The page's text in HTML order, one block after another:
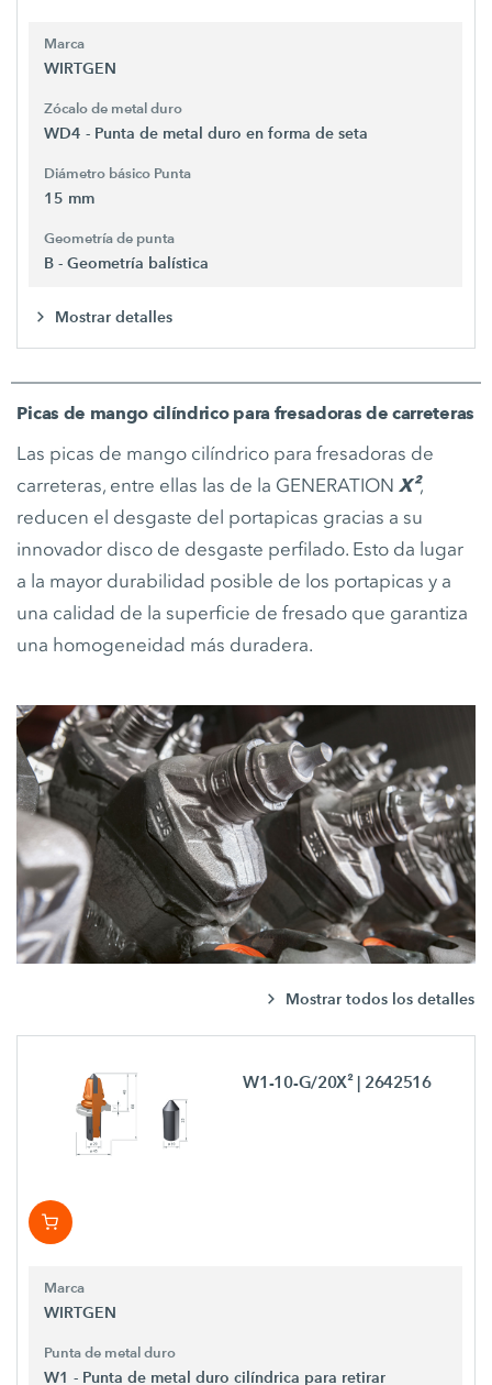
Marca
WIRTGEN
Zócalo de metal duro
WD4 - Punta de metal duro en forma de seta
Diámetro básico Punta
15 mm
Geometría de punta
B - Geometría balística
Mostrar detalles
Picas de mango cilíndrico para fresadoras de carreteras
Las picas de mango cilíndrico para fresadoras de
carreteras, entre ellas las de la GENERATIONX²,
reducen el desgaste del portapicas gracias a su
innovador disco de desgaste perfilado. Esto da lugar
a la mayor durabilidad posible de los portapicas y a
una calidad de la superficie de fresado que garantiza
una homogeneidad más duradera.
Mostrar todos los detalles
W1-10-G/20X² | 2642516
Marca
WIRTGEN
Punta de metal duro
W1 - Punta de metal duro cilíndrica para retirar